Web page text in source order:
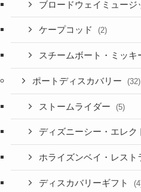
ブロードウェイミュージ
ケープコッド (2)
スチームボート・ミッキ
ポートディスカバリー (32)
ストームライダー (5)
ディズニーシー・エレク
ホライズンベイ・レスト
ディスカバリーギフト